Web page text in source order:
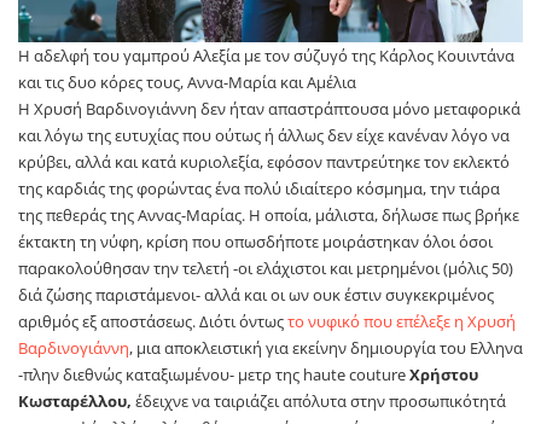
Η αδελφή του γαμπρού Αλεξία με τον σύζυγό της Κάρλος Κουιντάνα
και τις δυο κόρες τους, Αννα-Μαρία και Αμέλια
Η Χρυσή Βαρδινογιάννη δεν ήταν απαστράπτουσα μόνο μεταφορικά
και λόγω της ευτυχίας που ούτως ή άλλως δεν είχε κανέναν λόγο να
κρύβει, αλλά και κατά κυριολεξία, εφόσον παντρεύτηκε τον εκλεκτό
της καρδιάς της φορώντας ένα πολύ ιδιαίτερο κόσμημα, την τιάρα
της πεθεράς της Αννας-Μαρίας. Η οποία, μάλιστα, δήλωσε πως βρήκε
έκτακτη τη νύφη, κρίση που οπωσδήποτε μοιράστηκαν όλοι όσοι
παρακολούθησαν την τελετή -οι ελάχιστοι και μετρημένοι (μόλις 50)
διά ζώσης παριστάμενοι- αλλά και οι ων ουκ έστιν συγκεκριμένος
αριθμός εξ αποστάσεως. Διότι όντωςτο νυφικό που επέλεξε η Χρυσή
Βαρδινογιάννη, μια αποκλειστική για εκείνην δημιουργία του Ελληνα
-πλην διεθνώς καταξιωμένου- μετρ της haute coutureΧρήστου
Κωσταρέλλου, έδειχνε να ταιριάζει απόλυτα στην προσωπικότητά